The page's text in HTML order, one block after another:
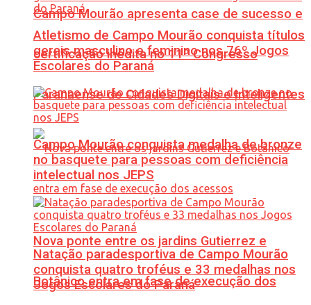
Campo Mourão apresenta case de sucesso e
certificação inédita no 11º Congresso
Paranaense de Cidades Digitais e Inteligentes
Nova ponte entre os jardins Gutierrez e
Botânico entra em fase de execução dos
Atletismo de Campo Mourão conquista títulos
gerais masculino e feminino nos 76º Jogos
Escolares do Paraná
Campo Mourão conquista medalha de bronze
no basquete para pessoas com deficiência
intelectual nos JEPS
Natação paradesportiva de Campo Mourão
conquista quatro troféus e 33 medalhas nos
Jogos Escolares do Paraná